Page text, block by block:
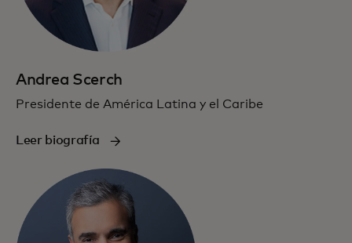
Andrea Scerch
Presidente de América Latina y el Caribe
Leer biografía